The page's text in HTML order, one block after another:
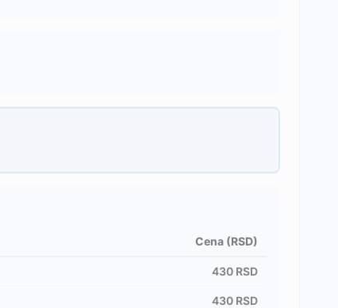
Cena (RSD)
430 RSD
430 RSD